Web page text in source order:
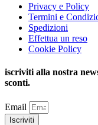
Privacy e Policy
Termini e
Spedizioni
Effettua un reso
Cookie Policy
iscriviti alla nostra
sconti.
Email
Iscriviti